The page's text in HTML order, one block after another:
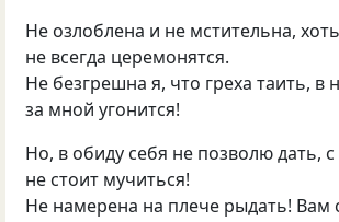
Не озлоблена и не мстительна,
не всегда церемонятся.
Не безгрешна я, что греха таить, в
за мной угонится!
Но, в обиду себя не позволю дать,
не стоит мучиться!
Не намерена на плече рыдать! Вам